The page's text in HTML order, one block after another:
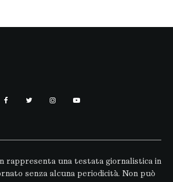
rappresenta una testata giornalistica in
senza alcuna periodicità. Non può